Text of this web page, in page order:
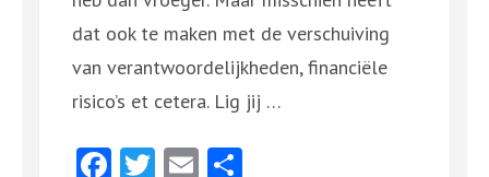
dat ook te maken met de verschuiving
van verantwoordelijkheden, financiële
risico’s et cetera. Lig jij …
Facebook
Twitter
Email